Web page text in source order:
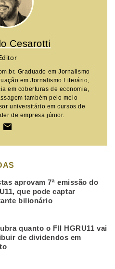
Cesarotti
Graduado em Jornalismo
em Jornalismo Literário,
em coberturas de economia,
também pelo meio
universitário em cursos de
de empresa júnior.
aprovam 7ª emissão do
que pode captar
bilionário
quanto o FII HGRU11 vai
de dividendos em